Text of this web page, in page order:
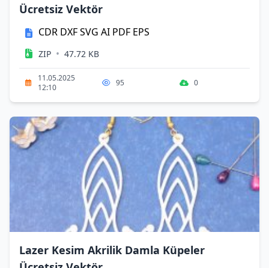
Ücretsiz Vektör
CDR DXFSVG AI PDF EPS
ZIP • 47.72 KB
11.05.2025
12:10
95 0
Lazer Kesim Akrilik Damla Küpeler